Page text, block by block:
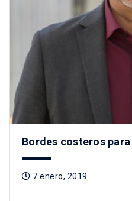
Bordes costeros
7 enero, 2019